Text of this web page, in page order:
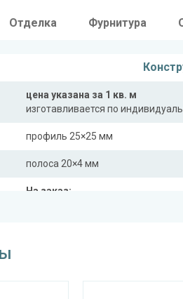
Отделка Фурнитура
цена указана за 1 кв. м
изготавливается по
профиль 25×25 мм
полоса 20×4 мм
На заказ:
дутая